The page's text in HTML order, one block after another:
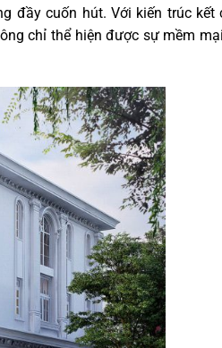
đầy cuốn hút. Với kiến trúc kết
chỉ thể hiện được sự mềm